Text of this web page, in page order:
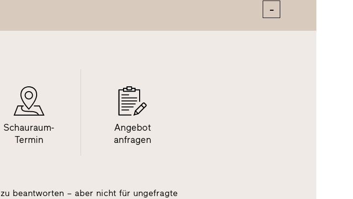
Schauraum-
Termin
Angebot
anfragen
beantworten – aber nicht für ungefragte